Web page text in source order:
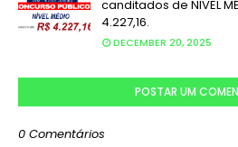
canditados de NIVEL
4.227,16.
DECEMBER 20, 2025
POSTAR UM
0 Comentários